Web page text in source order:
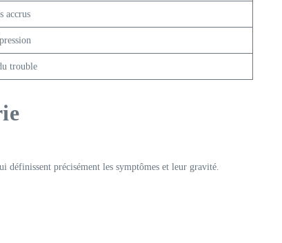
accrus
trouble
définissent précisément les symptômes et leur gravité.